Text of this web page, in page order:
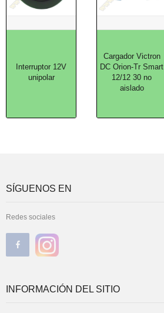
Interruptor 12V
unipolar
Cargador Victron
DC Orion-Tr Smart
12/12 30 no
aislado
SÍGUENOS EN
Redes sociales
INFORMACIÓN DEL SITIO